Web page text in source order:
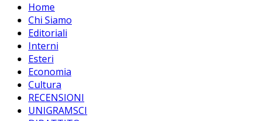
Home
Chi Siamo
Editoriali
Interni
Esteri
Economia
Cultura
RECENSIONI
UNIGRAMSCI